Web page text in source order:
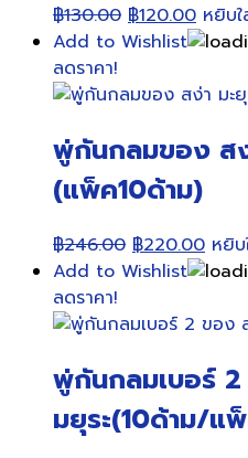
฿130.00 Original
price
฿130.00.
฿120.00
price
฿
หยิบใ
Add to Wishlist
ลดราคา!
พู่กันกลมของ สง่
(แพ็ค10ด้าม)
฿246.00 Original
price
฿246.00.
฿220.00
price
฿
หยิบ
Add to Wishlist
ลดราคา!
พู่กันกลมเบอร์
มยุระ(10ด้าม/แ